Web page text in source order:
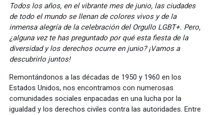
Todos los años, en el vibrante mes de junio, las ciudades
de todo el mundo se llenan de colores vivos y de la
inmensa alegría de la celebración del Orgullo LGBT+. Pero,
¿alguna vez te has preguntado por qué esta fiesta de la
diversidad y los derechos ocurre en junio? ¡Vamos a
descubrirlo juntos!
Remontándonos a las décadas de 1950 y 1960 en los
Estados Unidos, nos encontramos con numerosas
comunidades sociales enpacadas en una lucha por la
igualdad y los derechos civiles contra las autoridades. Entre